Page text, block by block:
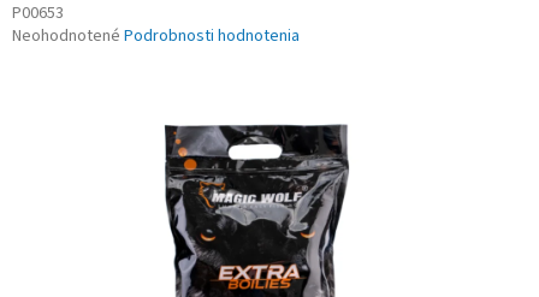
P00653
Priemerné
Neohodnotené Podrobnosti hodnotenia